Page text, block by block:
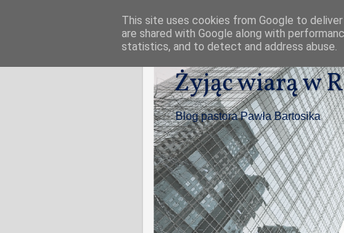
Żyjąc wiarą w
Blog pastora Pawła Bartosika
This site uses cookies from Google to
are shared with Google along with
statistics, and to detect and address abuse.